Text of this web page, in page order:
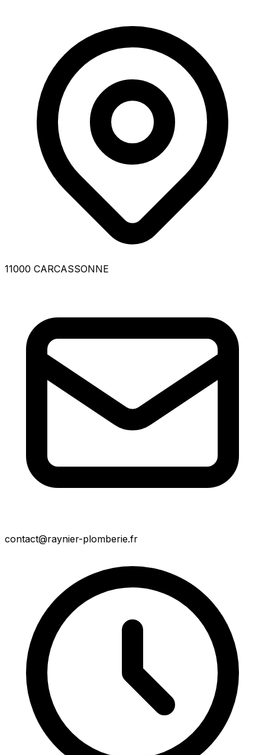
11000 CARCASSONNE
contact@raynier-plomberie.fr